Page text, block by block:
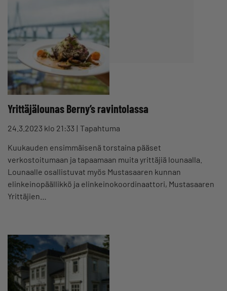
Yrittäjälounas Berny’s ravintolassa
24.3.2023 klo 21:33
Tapahtuma
Kuukauden ensimmäisenä torstaina pääset
verkostoitumaan ja tapaamaan muita yrittäjiä lounaalla.
Lounaalle osallistuvat myös Mustasaaren kunnan
elinkeinopäällikkö ja elinkeinokoordinaattori, Mustasaaren
Yrittäjien…